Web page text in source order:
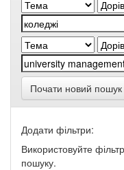
Почати новий пошук
Додати фільтри:
Використовуйте
пошуку.